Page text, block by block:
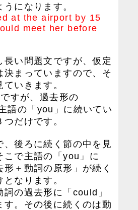
になります。
at the airport by 15
meet her before
い問題文ですが、仮定
決まっていますので、そ
いきます。
すが、過去形の
語の「you」に続いてい
だけです。
後ろに続く節の中を見
こで主語の「you」に
形＋動詞の原形」が続く
なります。
の過去形に「could」
す。その後に続くのは動